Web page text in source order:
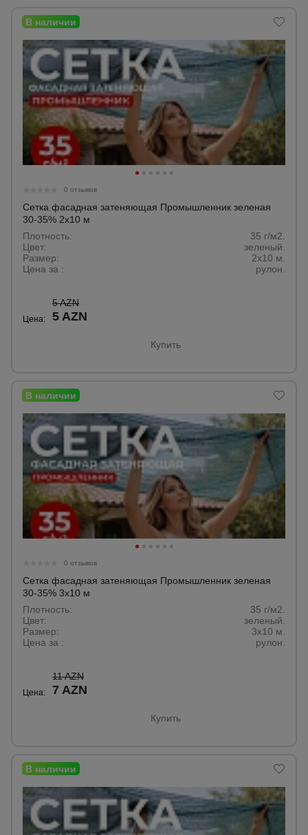
0 отзывов
Сетка фасадная затеняющая Промышленник зеленая
30-35% 2х10 м
Плотность:
35 г/м2.
Цвет:
зеленый.
Размер:
2x10 м.
Цена за :
рулон.
Цена:
5 AZN
5 AZN
Купить
0 отзывов
Сетка фасадная затеняющая Промышленник зеленая
30-35% 3х10 м
Плотность:
35 г/м2.
Цвет:
зеленый.
Размер:
3x10 м.
Цена за :
рулон.
Цена:
11 AZN
7 AZN
Купить
Лестницы
и
стремянки
Штукатурные
комплекты
Сварочные